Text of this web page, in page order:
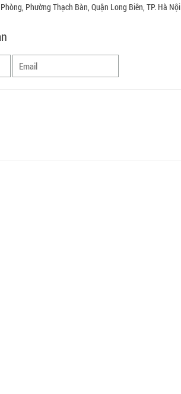
Phường Thạch Bàn, Quận Long Biên, TP. Hà Nội